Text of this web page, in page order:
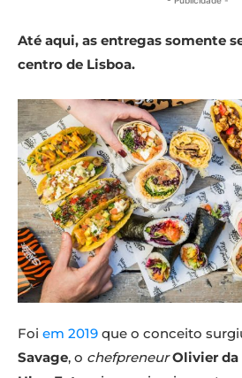
Até aqui, as entregas somente
centro de Lisboa.
Foi em 2019 que o conceito
Savage, o chefpreneur Olivier da